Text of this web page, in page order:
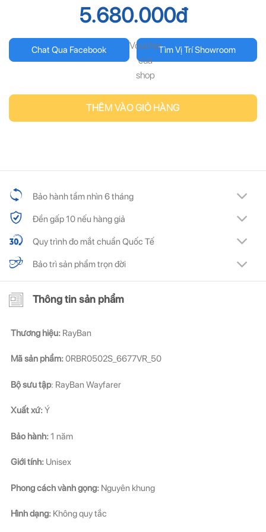
5.680.000đ
Chat Qua Facebook Tìm Vị Trí Showroom
Voucher
của
shop
THÊM VÀO GIỎ HÀNG
Bảo hành tầm nhìn 6 tháng
Đền gấp 10 nếu hàng giả
Quy trình đo mắt chuẩn Quốc Tế
Bảo trì sản phẩm trọn đời
Thông tin sản phẩm
Thương hiệu: RayBan
Mã sản phẩm:0RBR0502S_6677VR_50
Bộ sưu tập: RayBan Wayfarer
Xuất xứ:Ý
Bảo hành:1 năm
Giới tính: Unisex
Phong cách vành gọng: Nguyên khung
Hình dạng: Không quy tắc